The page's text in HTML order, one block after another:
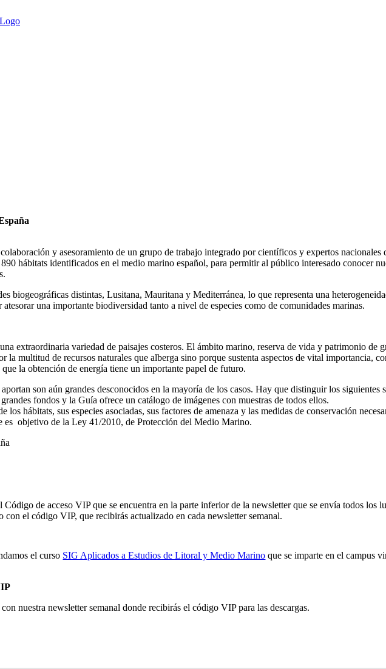
y asesoramiento de un grupo de trabajo integrado por científicos y expertos
hábitats identificados en el medio marino español, para permitir al público interesado conocer
biogeográficas distintas, Lusitana, Mauritana y Mediterránea, lo que representa una
una importante biodiversidad tanto a nivel de especies como de comunidades marinas.
extraordinaria variedad de paisajes costeros. El ámbito marino, reserva de vida y patrimonio de
la multitud de recursos naturales que alberga sino porque sustenta aspectos de vital importancia,
la obtención de energía tiene un importante papel de futuro.
son aún grandes desconocidos en la mayoría de los casos. Hay que distinguir los
fondos y la Guía ofrece un catálogo de imágenes con muestras de todos ellos.
los hábitats, sus especies asociadas, sus factores de amenaza y las medidas de conservación
es objetivo de la Ley 41/2010, de Protección del Medio Marino.
Código de acceso VIP que se encuentra en la parte inferior de la newsletter que se envía todos los
el código VIP, que recibirás actualizado en cada newsletter semanal.
el curso SIG Aplicados a Estudios de Litoral y Medio Marino que se imparte en el campus
nuestra newsletter semanal donde recibirás el código VIP para las descargas.